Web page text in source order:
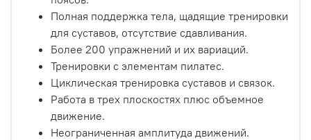
Полная поддержка тела, щадящие тренировки
для суставов, отсутствие сдавливания.
Более 200 упражнений и их вариаций.
Тренировки с элементам пилатес.
Циклическая тренировка суставов и связок.
Работа в трех плоскостях плюс объемное
движение.
Неограниченная амплитуда движений.